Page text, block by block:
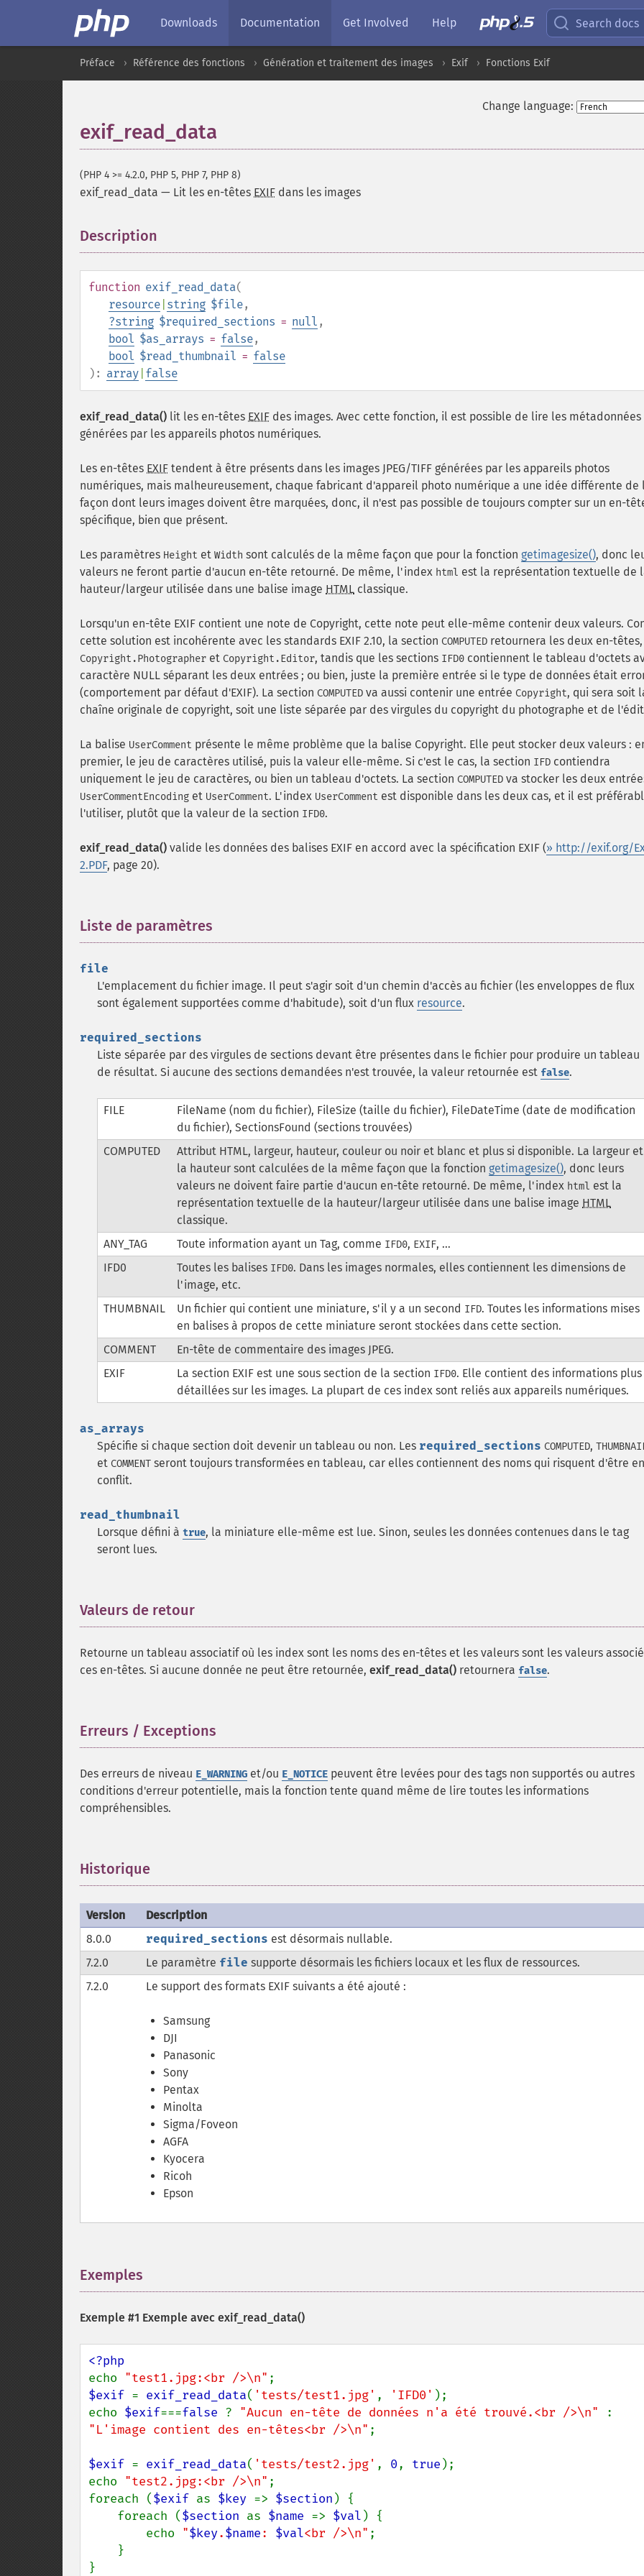
Downloads Documentation Get Involved Help Search docs
Préface Référence des fonctions Génération et traitement des images Exif Fonctions Exif
Change language:
exif_read_data
(PHP 4 >= 4.2.0, PHP 5, PHP 7, PHP 8)
exif_read_data — Lit les en-têtes EXIF dans les images
Description
function exif_read_data(
resource string $file,
?string $required_sections = null ,
bool $as_arrays = false,
bool $read_thumbnail = false
): array false
exif_read_data() lit les en-têtes EXIF des images. Avec cette fonction, il est possible de lire les métadonnées
générées par les appareils photos numériques.
Les en-têtes EXIF tendent à être présents dans les images JPEG/TIFF générées par les appareils photos
numériques, mais malheureusement, chaque fabricant d'appareil photo numérique a une idée différente de
façon dont leurs images doivent être marquées, donc, il n'est pas possible de toujours compter sur un en-
spécifique, bien que présent.
Les paramètres Height et Width sont calculés de la même façon que pour la fonction getimagesize(), donc
valeurs ne feront partie d'aucun en-tête retourné. De même, l'index html est la représentation textuelle de
hauteur/largeur utilisée dans une balise image HTML classique.
Lorsqu'un en-tête EXIF contient une note de Copyright, cette note peut elle-même contenir deux valeurs.
cette solution est incohérente avec les standards EXIF 2.10, la section COMPUTED retournera les deux en-têtes,
Copyright.Photographer et Copyright.Editor, tandis que les sections IFD0 contiennent le tableau d'octets
caractère NULL séparant les deux entrées ; ou bien, juste la première entrée si le type de données était
(comportement par défaut d'EXIF). La section COMPUTED va aussi contenir une entrée Copyright, qui sera soit
chaîne originale de copyright, soit une liste séparée par des virgules du copyright du photographe et de
La balise UserComment présente le même problème que la balise Copyright. Elle peut stocker deux valeurs :
premier, le jeu de caractères utilisé, puis la valeur elle-même. Si c'est le cas, la section IFD contiendra
uniquement le jeu de caractères, ou bien un tableau d'octets. La section COMPUTED va stocker les deux
UserCommentEncoding et UserComment. L'index UserComment est disponible dans les deux cas, et il est
l'utiliser, plutôt que la valeur de la section IFD0.
exif_read_data() valide les données des balises EXIF en accord avec la spécification EXIF (» http://exif.org/
2.PDF, page 20).
Liste de paramètres
file
L'emplacement du fichier image. Il peut s'agir soit d'un chemin d'accès au fichier (les enveloppes de flux
sont également supportées comme d'habitude), soit d'un flux resource.
required_sections
Liste séparée par des virgules de sections devant être présentes dans le fichier pour produire un tableau
de résultat. Si aucune des sections demandées n'est trouvée, la valeur retournée est false.
FILE
FileName (nom du fichier), FileSize (taille du fichier), FileDateTime (date de modification
du fichier), SectionsFound (sections trouvées)
COMPUTED
Attribut HTML, largeur, hauteur, couleur ou noir et blanc et plus si disponible. La largeur et
la hauteur sont calculées de la même façon que la fonction getimagesize(), donc leurs
valeurs ne doivent faire partie d'aucun en-tête retourné. De même, l'index html est la
représentation textuelle de la hauteur/largeur utilisée dans une balise image HTML
classique.
ANY_TAG
Toute information ayant un Tag, comme IFD0, EXIF, ...
IFD0
Toutes les balises IFD0. Dans les images normales, elles contiennent les dimensions de
l'image, etc.
THUMBNAIL
Un fichier qui contient une miniature, s'il y a un second IFD. Toutes les informations mises
en balises à propos de cette miniature seront stockées dans cette section.
COMMENT
En-tête de commentaire des images JPEG.
EXIF
La section EXIF est une sous section de la section IFD0. Elle contient des informations plus
détaillées sur les images. La plupart de ces index sont reliés aux appareils numériques.
as_arrays
Spécifie si chaque section doit devenir un tableau ou non. Les required_sections COMPUTED,
et COMMENT seront toujours transformées en tableau, car elles contiennent des noms qui risquent d'être en
conflit.
read_thumbnail
Lorsque défini à true, la miniature elle-même est lue. Sinon, seules les données contenues dans le tag
seront lues.
Valeurs de retour
Retourne un tableau associatif où les index sont les noms des en-têtes et les valeurs sont les valeurs
ces en-têtes. Si aucune donnée ne peut être retournée, exif_read_data() retournera false.
Erreurs / Exceptions
Des erreurs de niveau E_WARNING et/ou E_NOTICE peuvent être levées pour des tags non supportés ou autres
conditions d'erreur potentielle, mais la fonction tente quand même de lire toutes les informations
compréhensibles.
Historique
Version
Description
8.0.0
required_sections est désormais nullable.
7.2.0
Le paramètre file supporte désormais les fichiers locaux et les flux de ressources.
7.2.0
Le support des formats EXIF suivants a été ajouté :
Samsung
DJI
Panasonic
Sony
Pentax
Minolta
Sigma/Foveon
AGFA
Kyocera
Ricoh
Epson
Exemples
Exemple #1 Exemple avec exif_read_data()
echo "test1.jpg:<br />\n"
$exif = exif_read_data( 'tests/test1.jpg' , 'IFD0' );
echo $exif===false ? "Aucun en-tête de données n'a été trouvé.<br />\n"
"L'image contient des en-têtes<br />\n" ;
$exif = exif_read_data( 'tests/test2.jpg' , 0, true );
echo "test2.jpg:<br />\n" ;
foreach ($exif as $key => $section ) {
    foreach (
$section as $name => $val ) {
        echo
"$key.$name: $val<br />\n" ;